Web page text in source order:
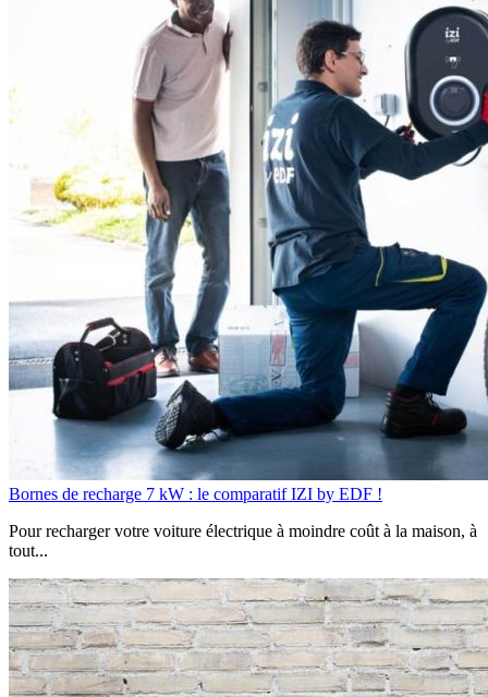
Bornes de recharge 7 kW : le comparatif IZI by EDF !
Pour recharger votre voiture électrique à moindre coût à la maison, à
tout...